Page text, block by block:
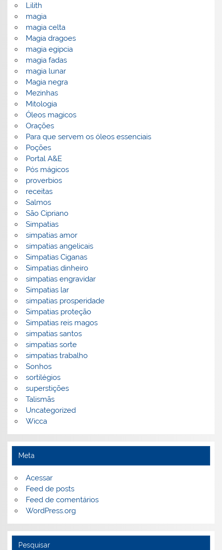
Lilith
magia
magia celta
Magia dragoes
magia egipcia
magia fadas
magia lunar
Magia negra
Mezinhas
Mitologia
Óleos magicos
Orações
Para que servem os óleos essenciais
Poções
Portal A&E
Pós mágicos
proverbios
receitas
Salmos
São Cipriano
Simpatias
simpatias amor
simpatias angelicais
Simpatias Ciganas
Simpatias dinheiro
simpatias engravidar
Simpatias lar
simpatias prosperidade
Simpatias proteção
Simpatias reis magos
simpatias santos
simpatias sorte
simpatias trabalho
Sonhos
sortilégios
superstições
Talismãs
Uncategorized
Wicca
Meta
Acessar
Feed de posts
Feed de comentários
WordPress.org
Pesquisar